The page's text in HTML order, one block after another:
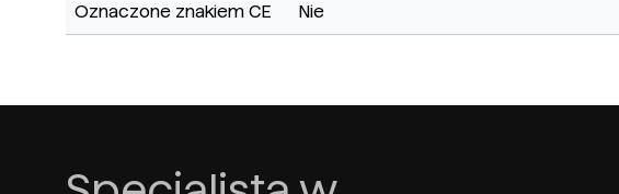
Oznaczone znakiem CE Nie